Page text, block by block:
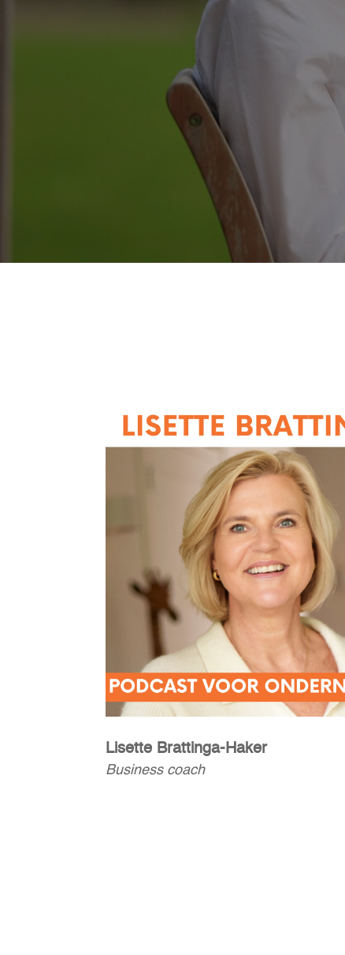
Lisette Brattinga-Haker
Business coach